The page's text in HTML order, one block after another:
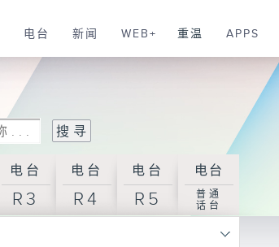
电台 新闻 WEB+ 重温 APPS
电台
R3
电台
R4
电台
R5
电台
普通
话台